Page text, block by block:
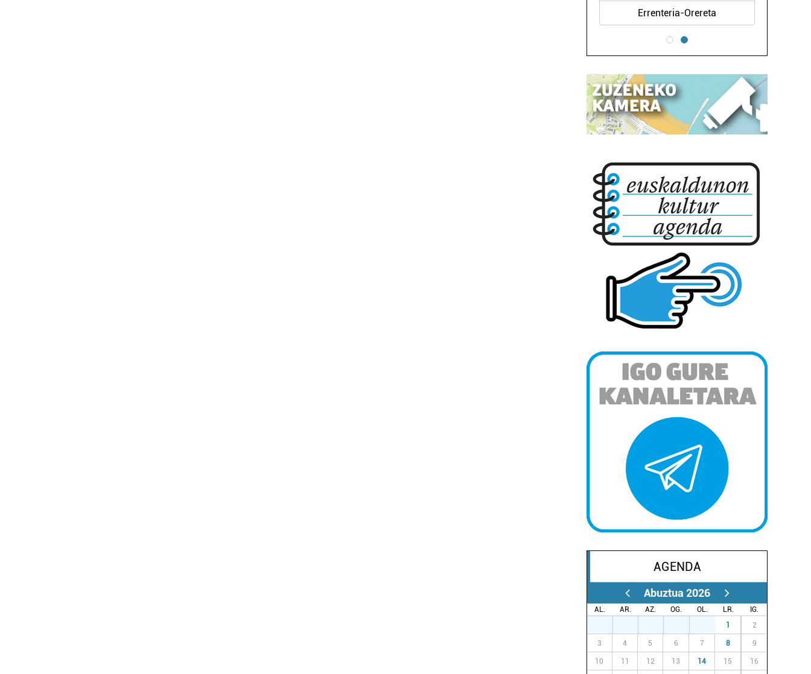
Errenteria-Orereta
AGENDA
Abuztua 2026
AL. AR. AZ. OG. OL. LR.
IG.
1 2
3 4 5 6 7 8 9
10 11 12 13 14 15 16